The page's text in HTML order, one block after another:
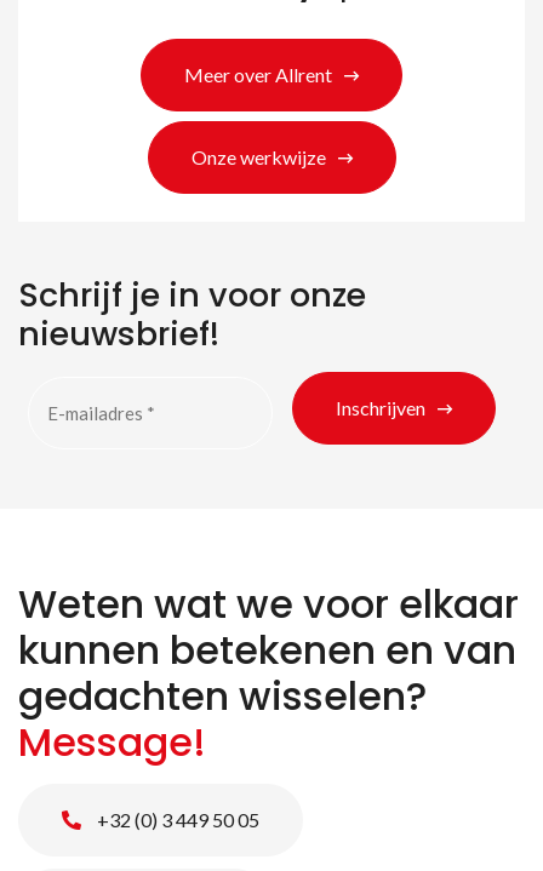
Meer over Allrent
Onze werkwijze
Schrijf je in voor onze
nieuwsbrief!
Inschrijven
Weten wat we voor elkaar
kunnen betekenen en van
gedachten wisselen?
Message!
+32 (0) 3 449 50 05
Zoeken naar producten